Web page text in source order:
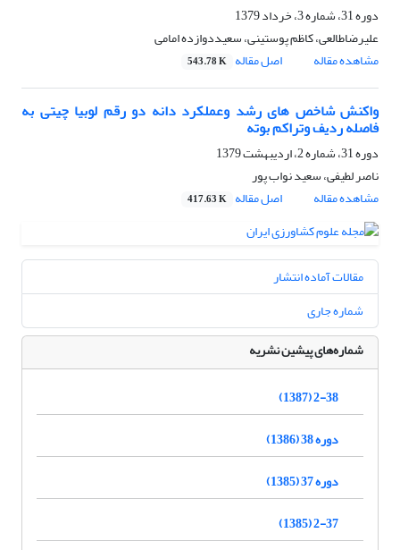
دوره 31، شماره 3، خرداد 1379
علیرضاطالعی، کاظم پوستینی، سعیددوازده امامی
مشاهده مقاله
اصل مقاله 543.78 K
واکنش شاخص های رشد وعملکرد دانه دو رقم لوبیا چیتی به
فاصله ردیف وتراکم بوته
دوره 31، شماره 2، اردیبهشت 1379
ناصر لطیفی، سعید نواب پور
مشاهده مقاله
اصل مقاله 417.63 K
مقالات آماده انتشار
شماره جاری
شماره‌های پیشین نشریه
2-38 (1387)
دوره 38 (1386)
دوره 37 (1385)
2-37 (1385)